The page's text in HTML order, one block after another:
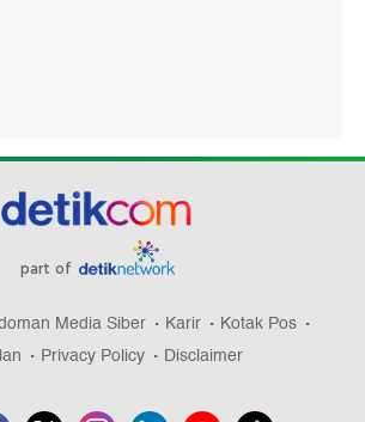
part of
Media Siber Karir
Kotak Pos
Privacy Policy Disclaimer